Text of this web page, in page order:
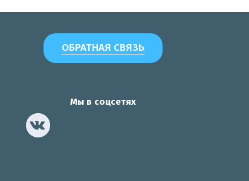
ОБРАТНАЯ СВЯЗЬ
Мы в соцсетях